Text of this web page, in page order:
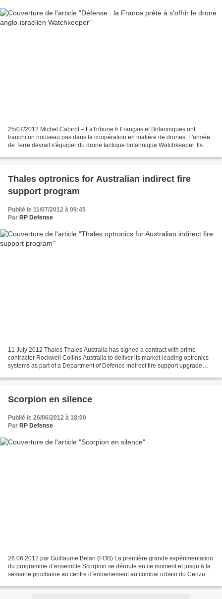
25/07/2012 Michel Cabirol – LaTribune.fr Français et Britanniques ont
franchi un nouveau pas dans la coopération en matière de drones. L'armée
de Terre devrait s'équiper du drone tactique britannique Watchkeeper. Ils
Thales optronics for Australian indirect fire
support program
Publié le 11/07/2012 à 09:45
Par RP Defense
11 July 2012 Thales Thales Australia has signed a contract with prime
contractor Rockwell Collins Australia to deliver its market-leading optronics
systems as part of a Department of Defence indirect fire support upgrade
Scorpion en silence
Publié le 26/06/2012 à 18:00
Par RP Defense
26.06.2012 par Guillaume Belan (FOB) La première grande expérimentation
du programme d’ensemble Scorpion se déroule en ce moment et jusqu’à la
semaine prochaine au centre d’entrainement au combat urbain du Cenzub